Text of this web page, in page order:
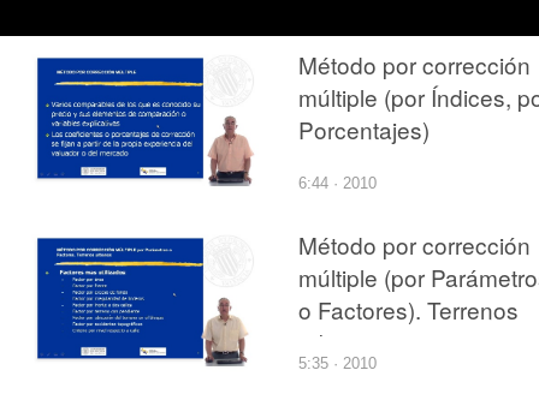
Método por corrección
múltiple (por Índices,
Porcentajes)
6:44 · 2010
Método por corrección
múltiple (por
o Factores). Terrenos
urbanos
5:35 · 2010